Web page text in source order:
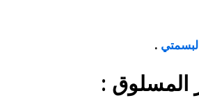
.
المسلوق :